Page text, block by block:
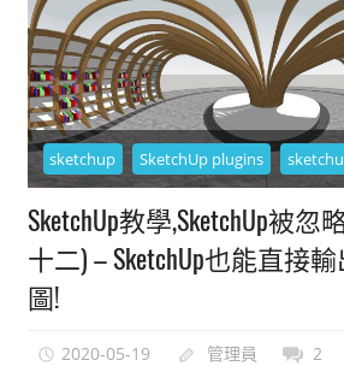
sketchup SketchUp plugins
SketchUp教學,SketchUp被
十二) – SketchUp也能直接
圖!
2020-05-19 管理員 2